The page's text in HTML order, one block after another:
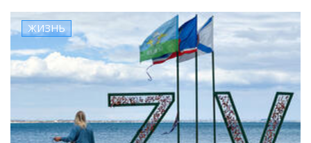
ЖИЗНЬ